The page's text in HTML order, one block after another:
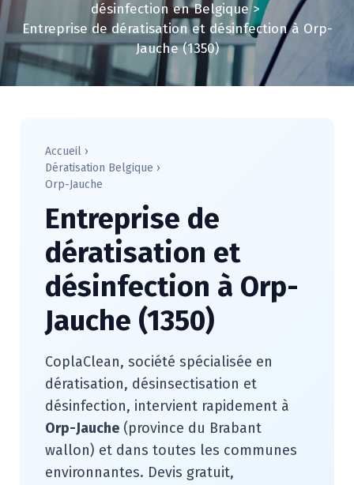
désinfection en Belgique>
Entreprise de dératisation et désinfection à Orp-
Jauche (1350)
Accueil ›
Dératisation Belgique ›
Orp-Jauche
Entreprise de
dératisation et
désinfection à Orp-
Jauche (1350)
CoplaClean, société spécialisée en
dératisation, désinsectisation et
désinfection, intervient rapidement à
Orp-Jauche (province du Brabant
wallon) et dans toutes les communes
environnantes. Devis gratuit,